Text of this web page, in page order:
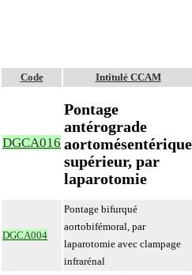
Code Intitulé CCAM
DGCA016
Pontage
antérograde
aortomésentérique
supérieur, par
laparotomie
DGCA004
Pontage bifurqué
aortobifémoral, par
laparotomie avec clampage
infrarénal